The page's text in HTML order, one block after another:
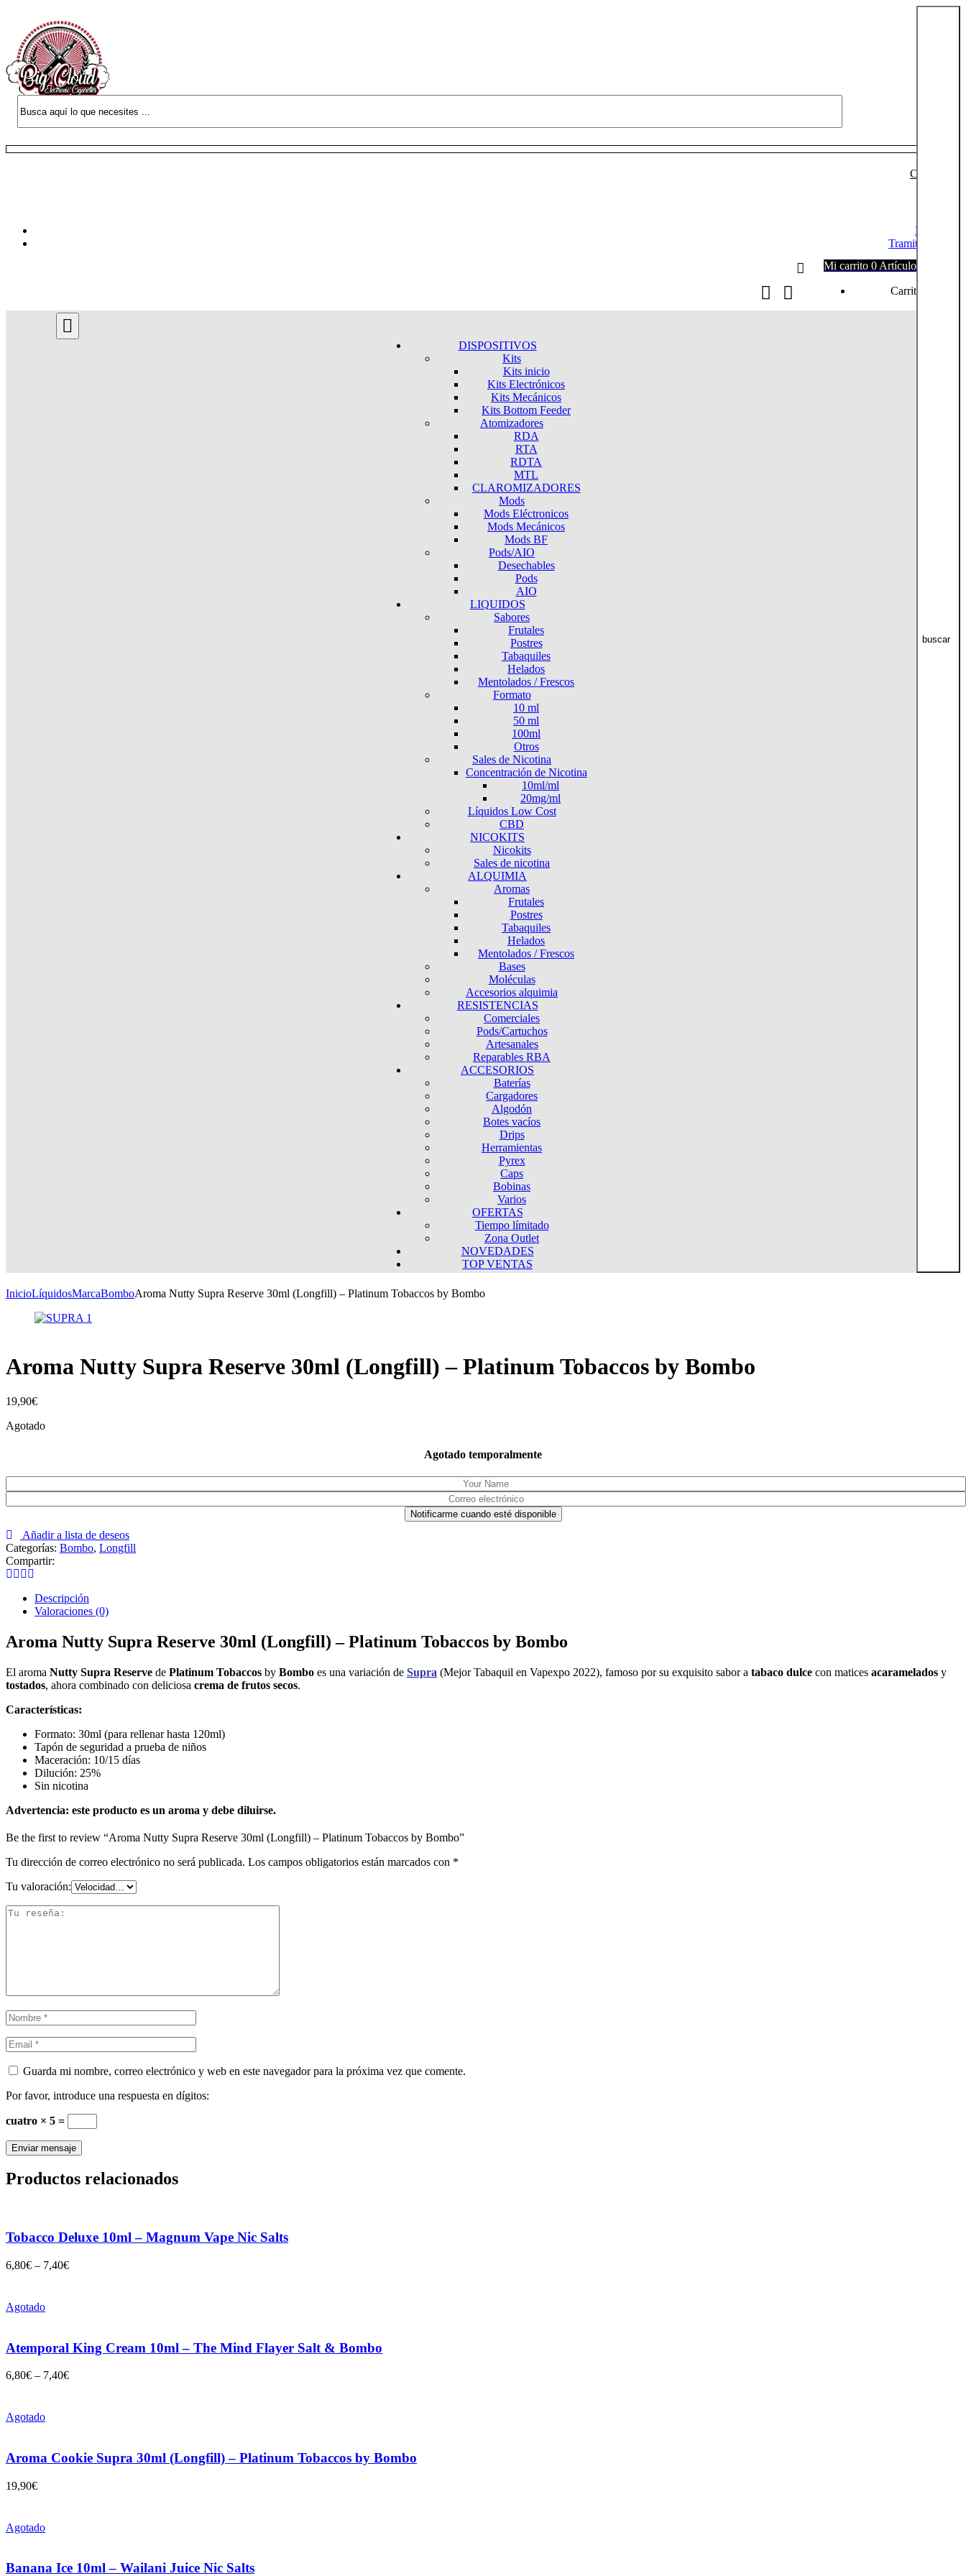
buscar
Conectarse
Mi cuenta
Tramitar pedido
Mi carrito 0Artículos
Carrito vacío
DISPOSITIVOS
Kits
Kits inicio
Kits Electrónicos
Kits Mecánicos
Kits Bottom Feeder
Atomizadores
RDA
RTA
RDTA
MTL
CLAROMIZADORES
Mods
Mods Eléctronicos
Mods Mecánicos
Mods BF
Pods/AIO
Desechables
Pods
AIO
LIQUIDOS
Sabores
Frutales
Postres
Tabaquiles
Helados
Mentolados / Frescos
Formato
10 ml
50 ml
100ml
Otros
Sales de Nicotina
Concentración de Nicotina
10ml/ml
20mg/ml
Líquidos Low Cost
CBD
NICOKITS
Nicokits
Sales de nicotina
ALQUIMIA
Aromas
Frutales
Postres
Tabaquiles
Helados
Mentolados / Frescos
Bases
Moléculas
Accesorios alquimia
RESISTENCIAS
Comerciales
Pods/Cartuchos
Artesanales
Reparables RBA
ACCESORIOS
Baterías
Cargadores
Algodón
Botes vacíos
Drips
Herramientas
Pyrex
Caps
Bobinas
Varios
OFERTAS
Tiempo límitado
Zona Outlet
NOVEDADES
TOP VENTAS
InicioLíquidosMarcaBomboAroma Nutty Supra Reserve 30ml (Longfill) – Platinum Tobaccos by Bombo
Aroma Nutty Supra Reserve 30ml (Longfill) – Platinum Tobaccos by Bombo
19,90€
Agotado
Agotado temporalmente
Añadir a lista de deseos
Categorías: Bombo, Longfill
Compartir:
Descripción
Valoraciones (0)
Aroma Nutty Supra Reserve 30ml (Longfill) – Platinum Tobaccos by Bombo
El aroma Nutty Supra Reserve de Platinum Tobaccos by Bombo es una variación de Supra (Mejor Tabaquil en Vapexpo 2022), famoso por su exquisito sabor a tabaco dulce con matices acaramelados y
tostados, ahora combinado con deliciosa crema de frutos secos.
Características:
Formato: 30ml (para rellenar hasta 120ml)
Tapón de seguridad a prueba de niños
Maceración: 10/15 días
Dilución: 25%
Sin nicotina
Advertencia: este producto es un aroma y debe diluirse.
Be the first to review “Aroma Nutty Supra Reserve 30ml (Longfill) – Platinum Tobaccos by Bombo”
Tu dirección de correo electrónico no será publicada. Los campos obligatorios están marcados con *
Tu valoración:
Guarda mi nombre, correo electrónico y web en este navegador para la próxima vez que comente.
Por favor, introduce una respuesta en dígitos:
cuatro × 5 =
Productos relacionados
Tobacco Deluxe 10ml – Magnum Vape Nic Salts
6,80€ – 7,40€
Agotado
Atemporal King Cream 10ml – The Mind Flayer Salt & Bombo
6,80€ – 7,40€
Agotado
Aroma Cookie Supra 30ml (Longfill) – Platinum Tobaccos by Bombo
19,90€
Agotado
Banana Ice 10ml – Wailani Juice Nic Salts